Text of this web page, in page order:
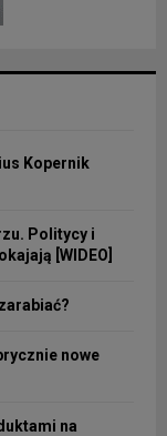
Kopernik
Politycy i
[WIDEO]
nowe
na